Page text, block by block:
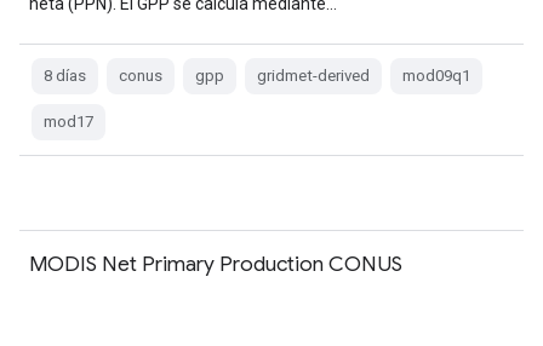
8 días conus gpp gridmet-derived mod09q1
mod17
MODIS Net Primary Production CONUS